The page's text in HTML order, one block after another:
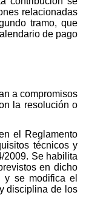
relacionadas
tramo, que
de pago
a compromisos
la resolución o
el Reglamento
técnicos y
2009. Se habilita
en dicho
y se modifica el
disciplina de los